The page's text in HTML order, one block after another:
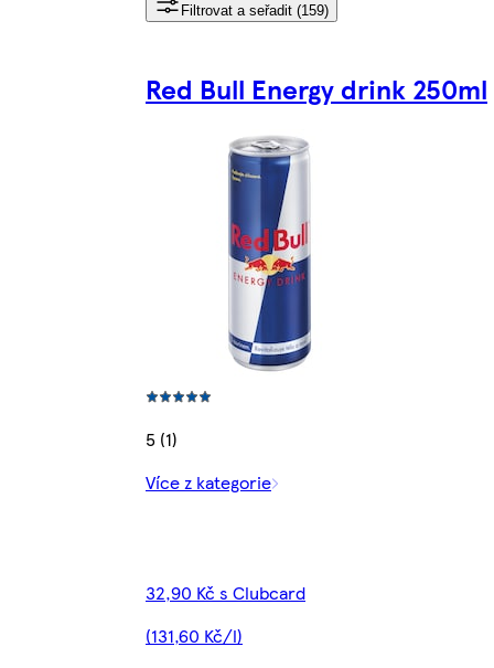
Filtrovat a seřadit (159)
Red Bull Energy drink 250ml
5 (1)
Více z kategorie
32,90 Kč s Clubcard
(131,60 Kč/l)